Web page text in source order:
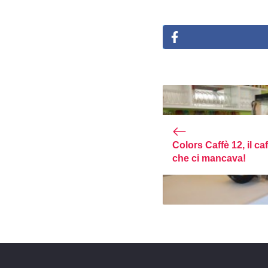
Colors Caffè 12, il
che ci mancava!